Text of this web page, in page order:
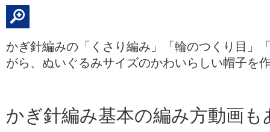
かぎ針編みの「くさり編み」「輪のつくり目」
がら、ぬいぐるみサイズのかわいらしい帽子を
かぎ針編み基本の編み方動画も